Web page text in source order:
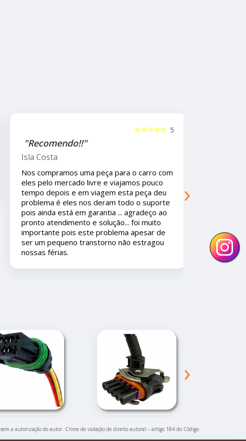
com
deu
ao
de
"Recomendo!!"
Ótima empresa , Recomendo , os
funcionários super educados e resolve
qualquer garantia sem fazer corpo mole ...
As peças são de qualidade Premium. Se
existisse mais empresas assim os
consumidores iam amar.
›
›
a autorização do autor. Crime de violação de direito autoral – artigo 184 do Código